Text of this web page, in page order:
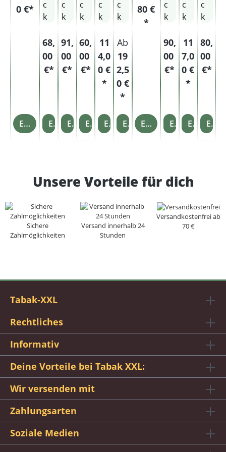
mfeu
0 €*
Einzelheiten
ng
e
c
k
68,
00
€*
Einzelheiten
Sta
ng
c
k
91,
00
€*
Einzelheiten
Sta
e
c
k
60,
00
€*
Einzelheiten
ng
e
c
k
11
4,0
0 €
*
Einzelheiten
1x
As
en
be
ch
er
c
k
Ab
19
2,5
0 €
*
Einzelheiten
Stur
mfeu
80 €
*
Einzelheiten
e
c
k
90,
00
€*
Einzelheiten
ng
e
c
k
11
7,0
0 €
*
Einzelheiten
c
k
80,
00
€*
Einzelheiten
Unsere Vorteile für dich
Sichere
Zahlmöglichkeiten
Versand innerhalb 24
Stunden
Versandkostenfrei ab
70 €
Tabak-XXL
Rechtliches
Informativ
Deine Vorteile bei Tabak XXL:
Wir versenden mit
Zahlungsarten
Soziale Medien